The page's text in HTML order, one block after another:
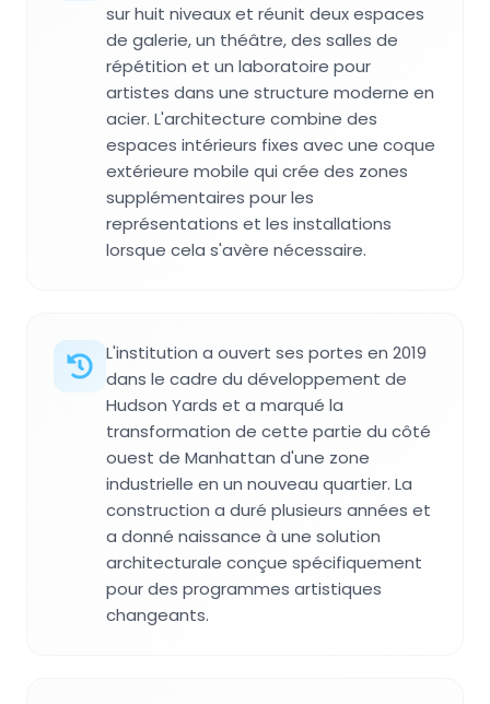
sur huit niveaux et réunit deux espaces
de galerie, un théâtre, des salles de
répétition et un laboratoire pour
artistes dans une structure moderne en
acier. L'architecture combine des
espaces intérieurs fixes avec une coque
extérieure mobile qui crée des zones
supplémentaires pour les
représentations et les installations
lorsque cela s'avère nécessaire.
L'institution a ouvert ses portes en 2019
dans le cadre du développement de
Hudson Yards et a marqué la
transformation de cette partie du côté
ouest de Manhattan d'une zone
industrielle en un nouveau quartier. La
construction a duré plusieurs années et
a donné naissance à une solution
architecturale conçue spécifiquement
pour des programmes artistiques
changeants.